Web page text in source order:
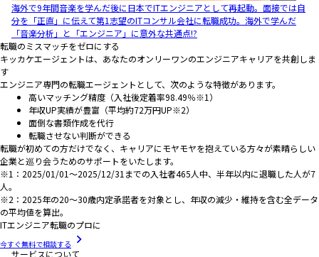
海外で9年間音楽を学んだ後に日本でITエンジニアとして再起動。面接では自
分を「正直」に伝えて第1志望のITコンサル会社に転職成功。海外で学んだ
「音楽分析」と「エンジニア」に意外な共通点!?
転職のミスマッチをゼロにする
キッカケエージェントは、あなたのオンリーワンのエンジニアキャリアを共創しま
す
エンジニア専門の転職エージェントとして、次のような特徴があります。
高いマッチング精度（入社後定着率98.49％※1）
年収UP実績が豊富（平均約72万円UP※2）
面倒な書類作成を代行
転職させない判断ができる
転職が初めての方だけでなく、キャリアにモヤモヤを抱えている方々が素晴らしい
企業と巡り会うためのサポートをいたします。
※1：2025/01/01～2025/12/31までの入社者465人中、半年以内に退職した人が7
人。
※2：2025年の20～30歳内定承諾者を対象とし、年収の減少・維持を含む全データ
の平均値を算出。
ITエンジニア転職のプロに
今すぐ無料で相談する
サービスについて